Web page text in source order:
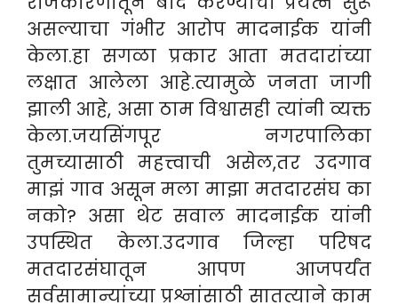
असल्याचा गंभीर आरोप मादनाईक यांनी
केला.हा सगळा प्रकार आता मतदारांच्या
लक्षात आलेला आहे.त्यामुळे जनता जागी
झाली आहे, असा ठाम विश्वासही त्यांनी व्यक्त
केला.जयसिंगपूर नगरपालिका
तुमच्यासाठी महत्त्वाची असेल,तर उदगाव
माझं गाव असून मला माझा मतदारसंघ का
नको? असा थेट सवाल मादनाईक यांनी
उपस्थित केला.उदगाव जिल्हा परिषद
मतदारसंघातून आपण आजपर्यंत
सर्वसामान्यांच्या प्रश्नांसाठी सातत्याने काम